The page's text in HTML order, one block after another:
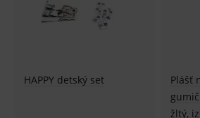
HAPPY detský set
Plášť
žltý,